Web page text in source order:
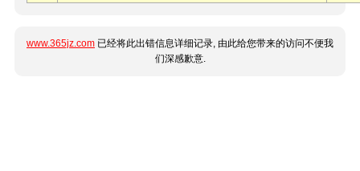
www.365jz.com 已经将此出错信息详细记录, 由此给您带来的访问不便我
们深感歉意.